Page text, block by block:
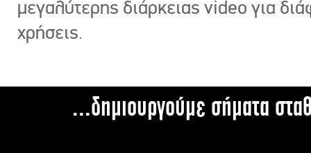
μεγαλύτερης διάρκειας video για
χρήσεις.
...δημιουργούμε σήματα